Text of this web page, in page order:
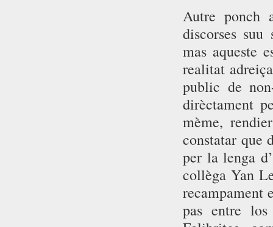
Autre ponch
discorses
mas aqueste
realitat
public de
dirèctament
mème,
constatar que
per la lenga
collèga Yan
recampament
pas entre